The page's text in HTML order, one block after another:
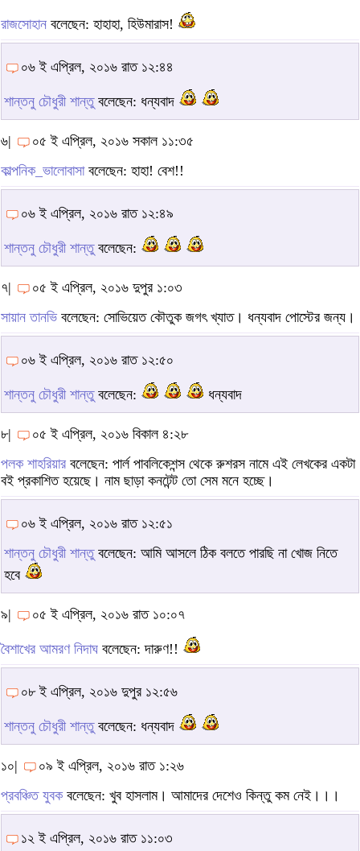
রাজসোহান বলেছেন: হাহাহা, হিউমারাস!
০৬ ই এপ্রিল, ২০১৬ রাত ১২:৪৪
শান্তনু চৌধুরী শান্তুবলেছেন: ধন্যবাদ
৬|
০৫ ই এপ্রিল, ২০১৬ সকাল ১১:৩৫
কাল্পনিক_ভালোবাসাবলেছেন: হাহা! বেশ!!
০৬ ই এপ্রিল, ২০১৬ রাত ১২:৪৯
শান্তনু চৌধুরী শান্তুবলেছেন:
৭|
০৫ ই এপ্রিল, ২০১৬ দুপুর ১:০৩
সায়ান তানভি বলেছেন: সোভিয়েত কৌতুক জগৎ খ্যাত। ধন্যবাদ পোস্টের জন্য।
০৬ ই এপ্রিল, ২০১৬ রাত ১২:৫০
শান্তনু চৌধুরী শান্তুবলেছেন: ধন্যবাদ
৮|
০৫ ই এপ্রিল, ২০১৬ বিকাল ৪:২৮
পলক শাহরিয়ার বলেছেন: পার্ল পাবলিকেশন্স থেকে রুশরস নামে এই লেখকের একটা
বই প্রকাশিত হয়েছে। নাম ছাড়া কনটেন্ট তো সেম মনে হচ্ছে।
০৬ ই এপ্রিল, ২০১৬ রাত ১২:৫১
শান্তনু চৌধুরী শান্তুবলেছেন: আমি আসলে ঠিক বলতে পারছি না খোজ নিতে
হবে
৯| ০৫ ই এপ্রিল, ২০১৬ রাত ১০:০৭
বৈশাখের আমরণ নিদাঘ বলেছেন: দারুণ!!
০৮ ই এপ্রিল, ২০১৬ দুপুর ১২:৫৬
শান্তনু চৌধুরী শান্তুবলেছেন: ধন্যবাদ
১০|
০৯ ই এপ্রিল, ২০১৬ রাত ১:২৬
প্রবঞ্চিত যুবকবলেছেন: খুব হাসলাম। আমাদের দেশেও কিন্তু কম নেই।।।
১২ ই এপ্রিল, ২০১৬ রাত ১১:০৩